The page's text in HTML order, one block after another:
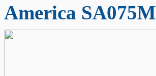
America SA075M